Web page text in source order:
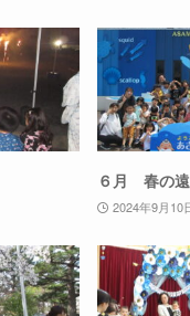
６月 春の
2024年9月10